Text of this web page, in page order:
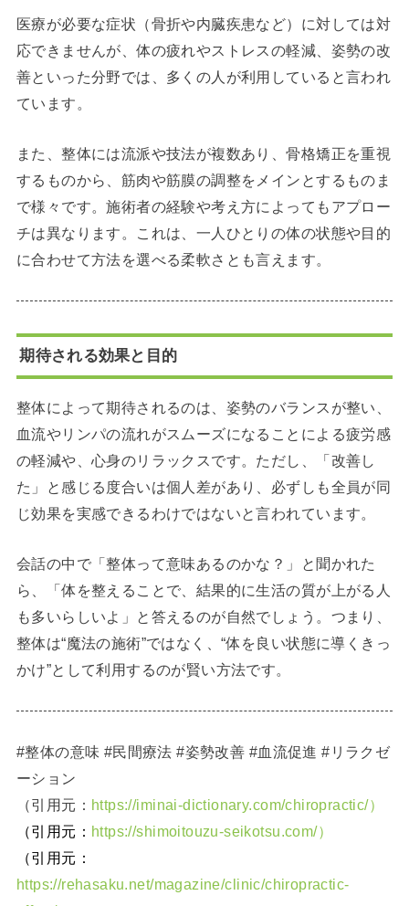
医療が必要な症状（骨折や内臓疾患など）に対しては対
応できませんが、体の疲れやストレスの軽減、姿勢の改
善といった分野では、多くの人が利用していると言われ
ています。
また、整体には流派や技法が複数あり、骨格矯正を重視
するものから、筋肉や筋膜の調整をメインとするものま
で様々です。施術者の経験や考え方によってもアプロー
チは異なります。これは、一人ひとりの体の状態や目的
に合わせて方法を選べる柔軟さとも言えます。
期待される効果と目的
整体によって期待されるのは、姿勢のバランスが整い、
血流やリンパの流れがスムーズになることによる疲労感
の軽減や、心身のリラックスです。ただし、「改善し
た」と感じる度合いは個人差があり、必ずしも全員が同
じ効果を実感できるわけではないと言われています。
会話の中で「整体って意味あるのかな？」と聞かれた
ら、「体を整えることで、結果的に生活の質が上がる人
も多いらしいよ」と答えるのが自然でしょう。つまり、
整体は“魔法の施術”ではなく、“体を良い状態に導くきっ
かけ”として利用するのが賢い方法です。
#整体の意味 #民間療法 #姿勢改善 #血流促進 #リラクゼ
ーション
（引用元： https://iminai-dictionary.com/chiropractic/）
（引用元： https://shimoitouzu-seikotsu.com/）
（引用元：
https://rehasaku.net/magazine/clinic/chiropractic-